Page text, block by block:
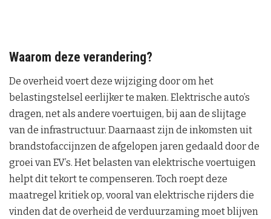
Waarom deze verandering?
De overheid voert deze wijziging door om het
belastingstelsel eerlijker te maken. Elektrische auto’s
dragen, net als andere voertuigen, bij aan de slijtage
van de infrastructuur. Daarnaast zijn de inkomsten uit
brandstofaccijnzen de afgelopen jaren gedaald door de
groei van EV’s. Het belasten van elektrische voertuigen
helpt dit tekort te compenseren. Toch roept deze
maatregel kritiek op, vooral van elektrische rijders die
vinden dat de overheid de verduurzaming moet blijven